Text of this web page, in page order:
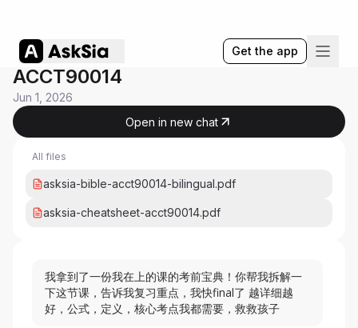
Get the app
ACCT90014
Jun 1, 2026
Open in new chat
All files
asksia-bible-acct90014-bilingual.pdf
asksia-cheatsheet-acct90014.pdf
我拿到了一份我在上的课的考前宝典！你帮我拆解一
下这节课，告诉我复习重点，我快final了 越详细越
好，公式，定义，核心考点我都需要，救救孩子